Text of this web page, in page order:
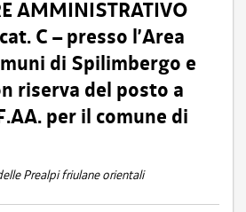
AMMINISTRATIVO
C – presso l’Area
di Spilimbergo e
riserva del posto a
per il comune di
Prealpi friulane orientali